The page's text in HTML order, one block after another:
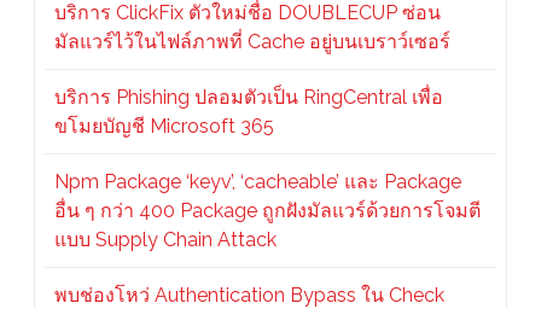
บริการ ClickFix ตัวใหม่ชื่อ DOUBLECUP ซ่อน
มัลแวร์ไว้ในไฟล์ภาพที่ Cache อยู่บนเบราว์เซอร์
บริการ Phishing ปลอมตัวเป็น RingCentral เพื่อ
ขโมยบัญชี Microsoft 365
Npm Package ‘keyv’, ‘cacheable’ และ Package
อื่น ๆ กว่า 400 Package ถูกฝังมัลแวร์ด้วยการโจมตี
แบบ Supply Chain Attack
พบช่องโหว่ Authentication Bypass ใน Check